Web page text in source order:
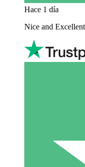
Hace 1 día
Nice and